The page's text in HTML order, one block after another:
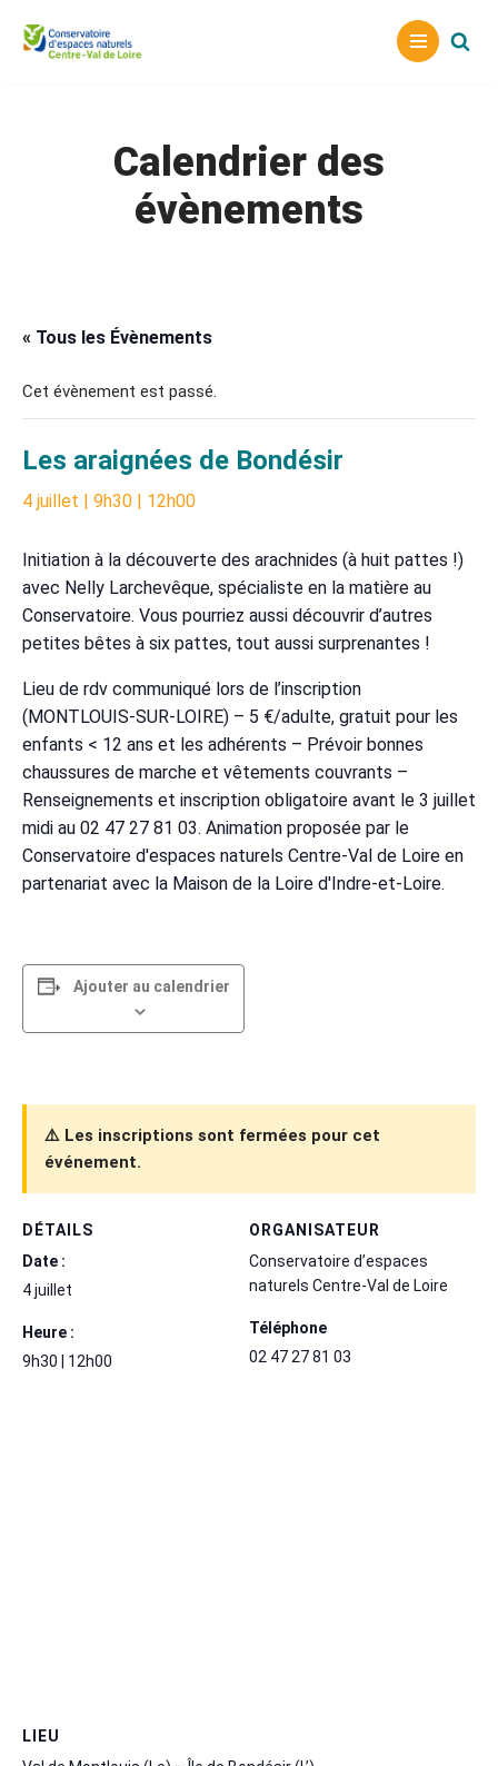
Aller
Calendrier des
évènements
« Tous les Évènements
Cet évènement est passé.
Les araignées de Bondésir
4 juillet | 9h30 | 12h00
Initiation à la découverte des arachnides (à huit pattes !)
avec Nelly Larchevêque, spécialiste en la matière au
Conservatoire. Vous pourriez aussi découvrir d’autres
petites bêtes à six pattes, tout aussi surprenantes !
Lieu de rdv communiqué lors de l’inscription
(MONTLOUIS-SUR-LOIRE) – 5 €/adulte, gratuit pour les
enfants < 12 ans et les adhérents – Prévoir bonnes
chaussures de marche et vêtements couvrants –
Renseignements et inscription obligatoire avant le 3 juillet
midi au 02 47 27 81 03. Animation proposée par le
Conservatoire d'espaces naturels Centre-Val de Loire en
partenariat avec la Maison de la Loire d'Indre-et-Loire.
Ajouter au calendrier
⚠️ Les inscriptions sont fermées pour cet
événement.
DÉTAILS
Date :
4 juillet
Heure :
9h30 | 12h00
ORGANISATEUR
Conservatoire d’espaces
naturels Centre-Val de Loire
Téléphone
02 47 27 81 03
LIEU